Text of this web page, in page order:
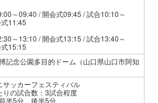
～09:40 / 開会式09:45 / 試合10:10～
11:45
～13:10 / 開会式13:15 / 試合13:40～
15:15
記念公園多目的ドーム（山口県山口市阿知
サッカーフェスティバル
りの試合数：3試合程度
半5分、後半5分